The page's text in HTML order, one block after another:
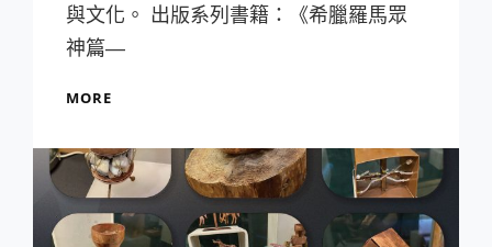
與文化。 出版系列書籍：《希臘羅馬眾
神篇―
MORE
到！
西
洋
藝